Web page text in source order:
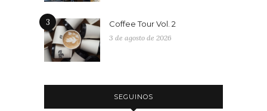
3 Coffee Tour Vol. 2
3 de agosto de 2026
SEGUINOS